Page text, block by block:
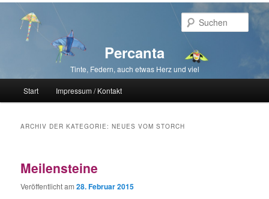
Percanta
Tinte, Federn, auch etwas Herz und viel
Zum primären Inhalt springen
Zum sekundären Inhalt springen
Start Impressum / Kontakt
ARCHIV DER KATEGORIE:NEUES VOM STORCH
Meilensteine
Veröffentlicht am28. Februar 2015